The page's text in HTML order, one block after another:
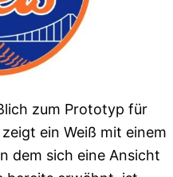
zum Prototyp für
ein Weiß mit einem
dem sich eine Ansicht